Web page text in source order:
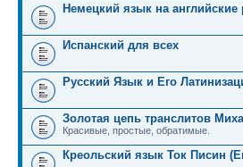
Немецкий язык на английские
Испанский для всех
Русский Язык и Его
Золотая цепь транслитов
Красивые, простые, обратимые.
Креольский язык Ток Писин